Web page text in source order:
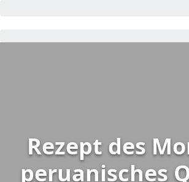
Rezept des
peruanisches